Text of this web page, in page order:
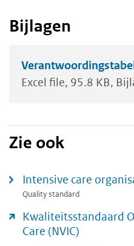
Bijlagen
Excel file 95.8 KB
Zie ook
Intensive care
Quality standard
Kwaliteitsstandaard
Care (NVIC)